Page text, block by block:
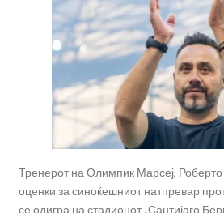
Тренерот на Олимпик Марсеј,
оценки за синоќешниот натпревар
се одигра на стадионот „Сантијаго